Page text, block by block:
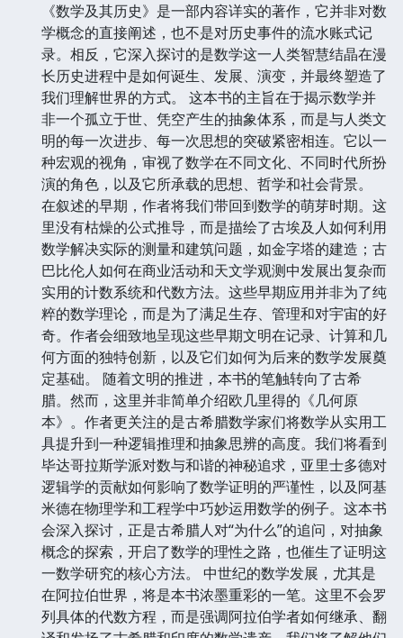
《数学及其历史》是一部内容详实的著作，它并非对数
学概念的直接阐述，也不是对历史事件的流水账式记
录。相反，它深入探讨的是数学这一人类智慧结晶在漫
长历史进程中是如何诞生、发展、演变，并最终塑造了
我们理解世界的方式。 这本书的主旨在于揭示数学并
非一个孤立于世、凭空产生的抽象体系，而是与人类文
明的每一次进步、每一次思想的突破紧密相连。它以一
种宏观的视角，审视了数学在不同文化、不同时代所扮
演的角色，以及它所承载的思想、哲学和社会背景。
在叙述的早期，作者将我们带回到数学的萌芽时期。这
里没有枯燥的公式推导，而是描绘了古埃及人如何利用
数学解决实际的测量和建筑问题，如金字塔的建造；古
巴比伦人如何在商业活动和天文学观测中发展出复杂而
实用的计数系统和代数方法。这些早期应用并非为了纯
粹的数学理论，而是为了满足生存、管理和对宇宙的好
奇。作者会细致地呈现这些早期文明在记录、计算和几
何方面的独特创新，以及它们如何为后来的数学发展奠
定基础。 随着文明的推进，本书的笔触转向了古希
腊。然而，这里并非简单介绍欧几里得的《几何原
本》。作者更关注的是古希腊数学家们将数学从实用工
具提升到一种逻辑推理和抽象思辨的高度。我们将看到
毕达哥拉斯学派对数与和谐的神秘追求，亚里士多德对
逻辑学的贡献如何影响了数学证明的严谨性，以及阿基
米德在物理学和工程学中巧妙运用数学的例子。这本书
会深入探讨，正是古希腊人对“为什么”的追问，对抽象
概念的探索，开启了数学的理性之路，也催生了证明这
一数学研究的核心方法。 中世纪的数学发展，尤其是
在阿拉伯世界，将是本书浓墨重彩的一笔。这里不会罗
列具体的代数方程，而是强调阿拉伯学者如何继承、翻